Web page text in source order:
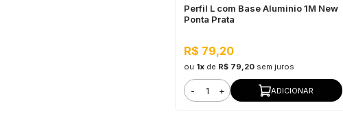
Perfil L com Base Aluminio 1M New
Ponta Prata
R$ 79,20
ou 1x de R$ 79,20 sem juros
- + ADICIONAR